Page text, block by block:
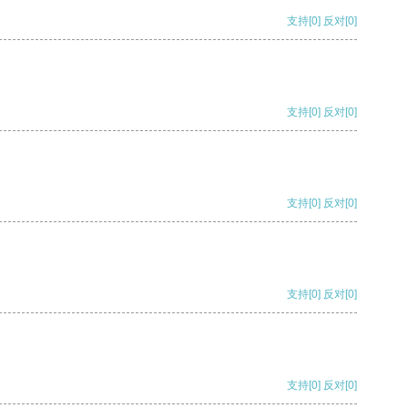
支持[0] 反对[0]
支持[0] 反对[0]
支持[0] 反对[0]
支持[0] 反对[0]
支持[0] 反对[0]